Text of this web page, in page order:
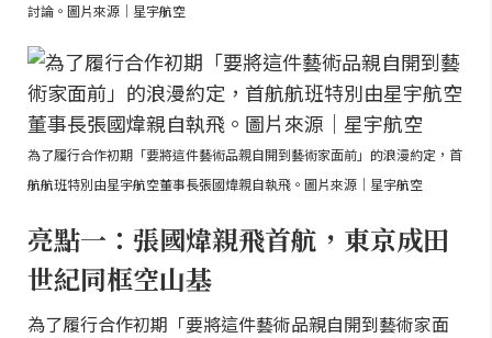
討論。圖片來源｜星宇航空
為了履行合作初期「要將這件藝術品親自開到藝術家面前」的浪漫約定，首
航航班特別由星宇航空董事長張國煒親自執飛。圖片來源｜星宇航空
亮點一：張國煒親飛首航，東京成田
世紀同框空山基
為了履行合作初期「要將這件藝術品親自開到藝術家面